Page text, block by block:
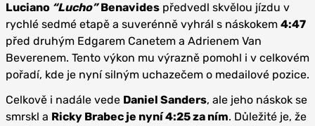
Luciano “Lucho” Benavides předvedl skvělou jízdu v
rychlé sedmé etapě a suverénně vyhrál s náskokem 4:47
před druhým Edgarem Canetem a Adrienem Van
Beverenem. Tento výkon mu výrazně pomohl i v celkovém
pořadí, kde je nyní silným uchazečem o medailové pozice.
Celkově i nadále vede Daniel Sanders, ale jeho náskok se
smrskl a Ricky Brabec je nyní 4:25 za ním. Důležité je, že